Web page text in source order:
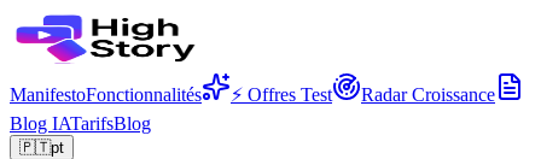
ManifestoFonctionnalités ⚡ Offres Test
Radar Croissance
Blog IATarifsBlog
🇵🇹pt